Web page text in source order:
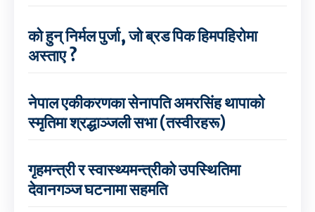
को हुन् निर्मल पुर्जा, जो ब्रड पिक हिमपहिरोमा
अस्ताए ?
नेपाल एकीकरणका सेनापति अमरसिंह थापाको
स्मृतिमा श्रद्धाञ्जली सभा (तस्वीरहरू)
गृहमन्त्री र स्वास्थ्यमन्त्रीको उपस्थितिमा
देवानगञ्ज घटनामा सहमति